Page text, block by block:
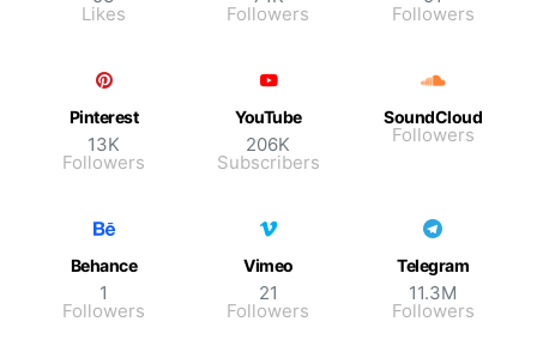
Likes Followers Followers
Pinterest
13K
Followers
YouTube
206K
Subscribers
SoundCloud
Followers
Behance
1
Followers
Vimeo
21
Followers
Telegram
11.3M
Followers